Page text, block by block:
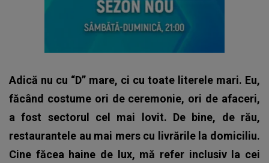
Adică nu cu “D” mare, ci cu toate literele mari. Eu,
făcând costume ori de ceremonie, ori de afaceri,
a fost sectorul cel mai lovit. De bine, de rău,
restaurantele au mai mers cu livrările la domiciliu.
Cine făcea haine de lux, mă refer inclusiv la cei